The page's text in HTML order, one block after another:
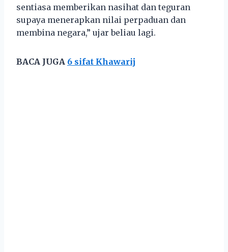
sentiasa memberikan nasihat dan teguran
supaya menerapkan nilai perpaduan dan
membina negara,” ujar beliau lagi.
BACA JUGA 6 sifat Khawarij